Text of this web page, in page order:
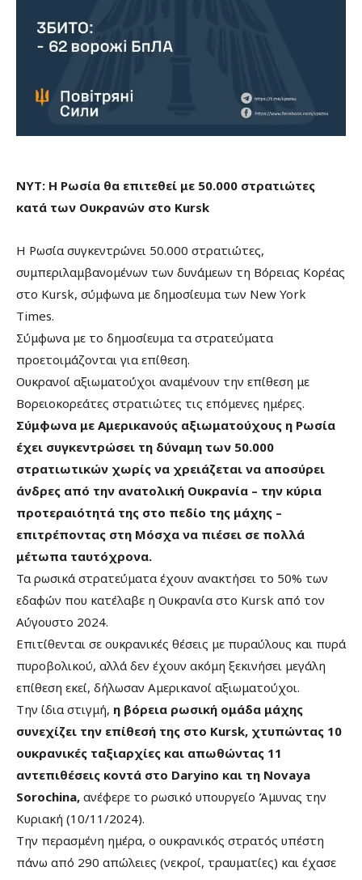
NYT: Η Ρωσία θα επιτεθεί με 50.000 στρατιώτες
κατά των Ουκρανών στο Kursk
Η Ρωσία συγκεντρώνει 50.000 στρατιώτες,
συμπεριλαμβανομένων των δυνάμεων τη Βόρειας Κορέας
στο Kursk, σύμφωνα με δημοσίευμα των New York
Times.
Σύμφωνα με το δημοσίευμα τα στρατεύματα
προετοιμάζονται για επίθεση.
Ουκρανοί αξιωματούχοι αναμένουν την επίθεση με
Βορειοκορεάτες στρατιώτες τις επόμενες ημέρες.
Σύμφωνα με Αμερικανούς αξιωματούχους η Ρωσία
έχει συγκεντρώσει τη δύναμη των 50.000
στρατιωτικών χωρίς να χρειάζεται να αποσύρει
άνδρες από την ανατολική Ουκρανία – την κύρια
προτεραιότητά της στο πεδίο της μάχης –
επιτρέποντας στη Μόσχα να πιέσει σε πολλά
μέτωπα ταυτόχρονα.
Τα ρωσικά στρατεύματα έχουν ανακτήσει το 50% των
εδαφών που κατέλαβε η Ουκρανία στο Kursk από τον
Αύγουστο 2024.
Επιτίθενται σε ουκρανικές θέσεις με πυραύλους και πυρά
πυροβολικού, αλλά δεν έχουν ακόμη ξεκινήσει μεγάλη
επίθεση εκεί, δήλωσαν Αμερικανοί αξιωματούχοι.
Την ίδια στιγμή, η βόρεια ρωσική ομάδα μάχης
συνεχίζει την επίθεσή της στο Kursk, χτυπώντας 10
ουκρανικές ταξιαρχίες και απωθώντας 11
αντεπιθέσεις κοντά στο Daryino και τη Novaya
Sorochina, ανέφερε το ρωσικό υπουργείο Άμυνας την
Κυριακή (10/11/2024).
Την περασμένη ημέρα, ο ουκρανικός στρατός υπέστη
πάνω από 290 απώλειες (νεκροί, τραυματίες) και έχασε